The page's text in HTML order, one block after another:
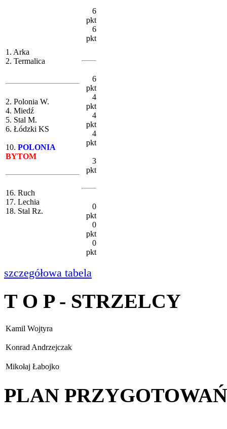
1. Arka
2. Termalica
2. Polonia W.
4. Miedź
5. Stal M.
6. Łódzki KS
10. POLONIA
BYTOM
16. Ruch
17. Lechia
18. Stal Rz.
6
pkt
6
pkt
6
pkt
4
pkt
4
pkt
4
pkt
3
pkt
0
pkt
0
pkt
0
pkt
szczegółowa tabela
T O P - STRZELCY
Kamil Wojtyra
Konrad Andrzejczak
Mikołaj Łabojko
PLAN PRZYGOTOWAŃ